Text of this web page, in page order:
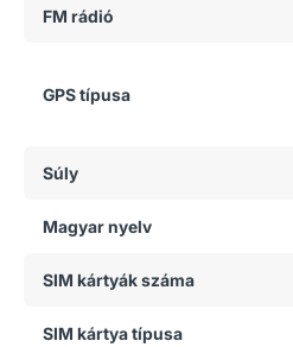
FM rádió
GPS típusa
Súly
Magyar nyelv
SIM kártyák száma
SIM kártya típusa